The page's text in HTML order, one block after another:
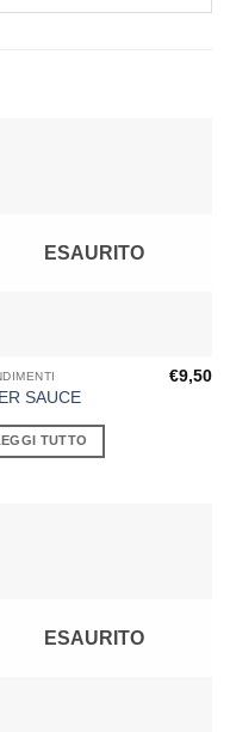
ESAURITO
SAUCE
€9,50
TUTTO
ESAURITO